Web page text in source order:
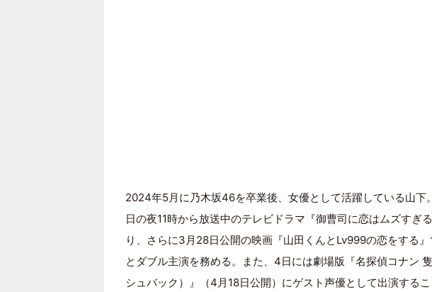
2024年5月に乃木坂46を卒業後、女優として活躍している山下
日の夜11時から放送中のテレビドラマ『御曹司に恋はムズすぎ
り、さらに3月28日公開の映画『山田くんとLv999の恋をする
とダブル主演を務める。また、4日には劇場版『名探偵コナン
シュバック）』（4月18日公開）にゲスト声優として出演するこ